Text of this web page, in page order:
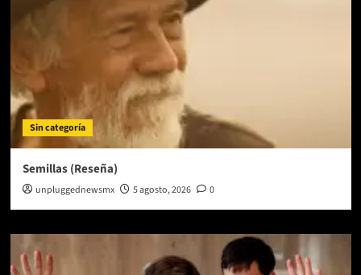
Sin categoría
Semillas (Reseña)
unpluggednewsmx 5 agosto, 2026 0